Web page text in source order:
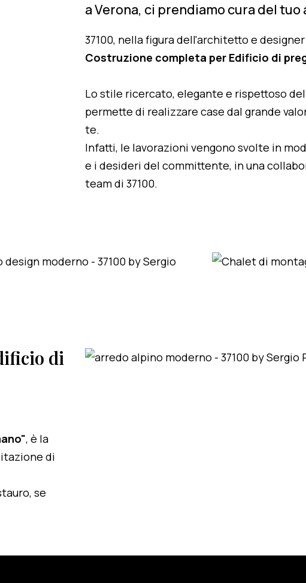
a Verona, ci prendiamo cura del
37100, nella figura dell'architetto e
Costruzione completa per Edificio di
Lo stile ricercato, elegante e rispettoso
permette di realizzare case dal grande
te.
Infatti, le lavorazioni vengono svolte in
e i desideri del committente, in una
team di 37100.
di
, è la
di
se